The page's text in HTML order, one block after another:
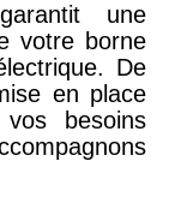
une
votre borne
De
en place
besoins